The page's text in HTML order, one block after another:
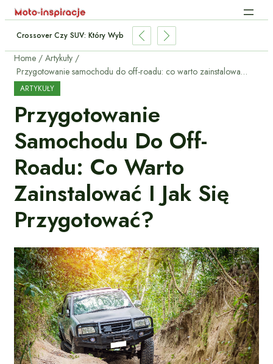
Crossover Czy SUV: Który Wybrać Do Miasta I Trasy?
Home
Artykuły
Przygotowanie samochodu do off-roadu: co warto zainstalować i jak się przygotować?
ARTYKUŁY
Przygotowanie
Samochodu Do Off-
Roadu: Co Warto
Zainstalować I Jak Się
Przygotować?